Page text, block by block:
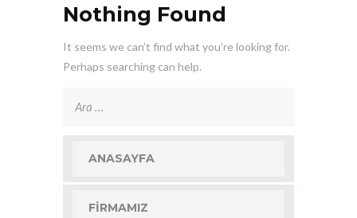
Nothing Found
It seems we can’t find what you’re looking for.
Perhaps searching can help.
ANASAYFA
FIRMAMIZ